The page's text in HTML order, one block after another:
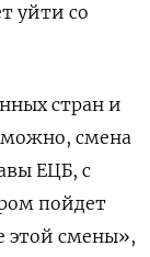
уйти со
стран и
смена
ЕЦБ, с
пойдет
этой смены»,